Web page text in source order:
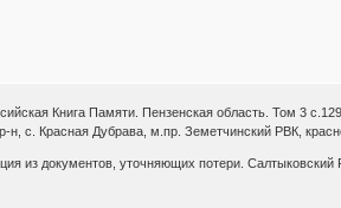
Книга Памяти. Пензенская область. Том 3 с.129
с. Красная Дубрава, м.пр. Земетчинский РВК,
из документов, уточняющих потери. Салтыковский